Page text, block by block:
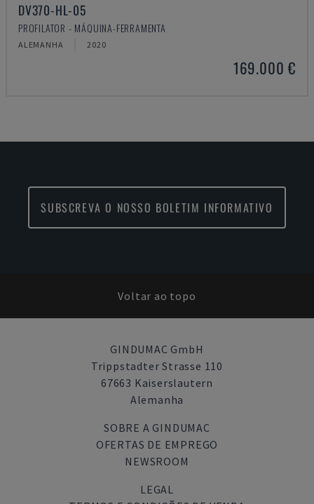
DV370-HL-05
PROFILATOR - MÁQUINA-FERRAMENTA
ALEMANHA 2020
169.000 €
SUBSCREVA O NOSSO BOLETIM INFORMATIVO
Voltar ao topo
GINDUMAC GmbH
Trippstadter Strasse 110
67663 Kaiserslautern
Alemanha
SOBRE A GINDUMAC
OFERTAS DE EMPREGO
NEWSROOM
LEGAL